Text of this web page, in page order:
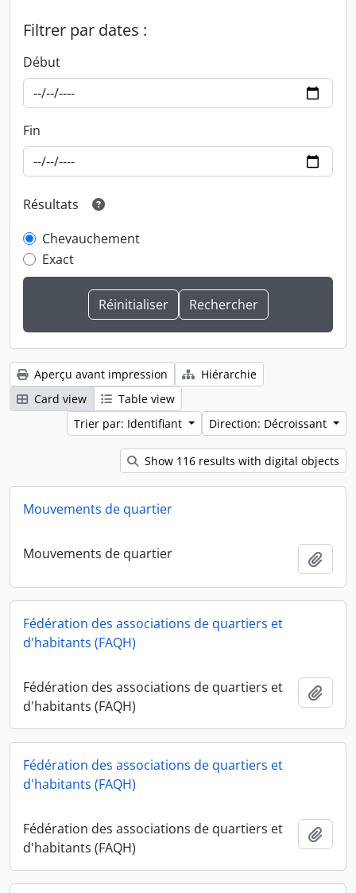
Filtrer par dates :
Début
Fin
Résultats
Chevauchement
Exact
Aperçu avant impression
Hiérarchie
Card view
Table view
Trier par: Identifiant
Direction: Décroissant
Show 116 results with digital objects
Mouvements de quartier
Mouvements de quartier
Fédération des associations de quartiers et
d'habitants (FAQH)
Fédération des associations de quartiers et
d'habitants (FAQH)
Fédération des associations de quartiers et
d'habitants (FAQH)
Fédération des associations de quartiers et
d'habitants (FAQH)